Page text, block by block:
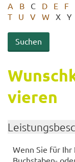
A B C D E F
T
U V W X Y
vie­ren
Wenn Sie für
Buchstaben-​